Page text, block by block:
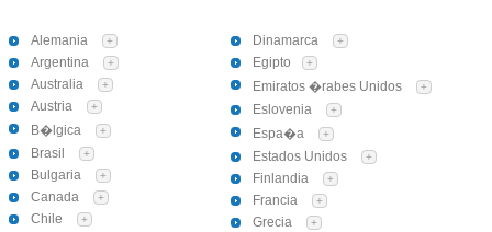
Alemania +
Argentina +
Australia +
Austria +
B�lgica +
Brasil +
Bulgaria +
Canada +
Chile +
Dinamarca +
Egipto +
Emiratos �rabes Unidos +
Eslovenia +
Espa�a +
Estados Unidos +
Finlandia +
Francia +
Grecia +